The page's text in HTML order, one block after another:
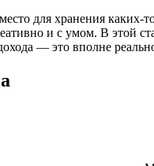
для хранения
и с умом. В этой
— это вполне